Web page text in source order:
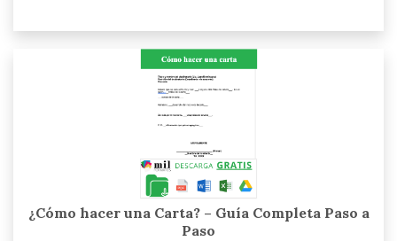
¿Cómo hacer una Carta? – Guía Completa Paso a
Paso